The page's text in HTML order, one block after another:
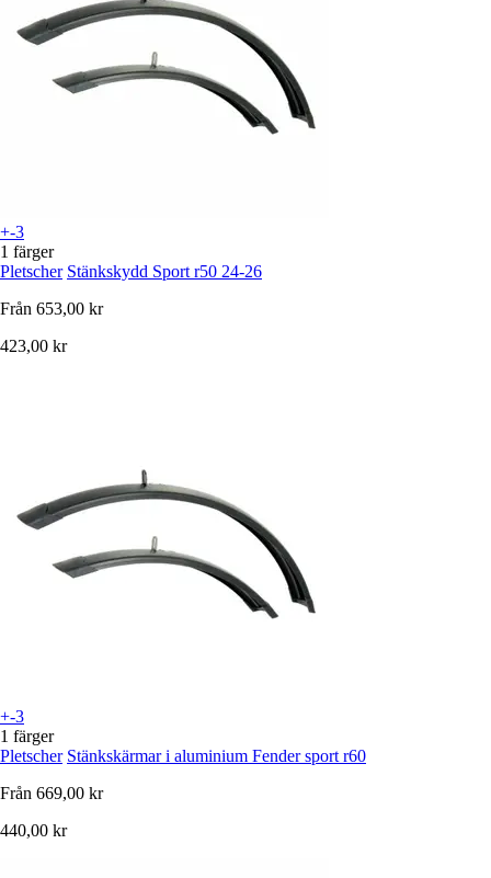
+-3
1 färger
Pletscher Stänkskydd Sport r50 24-26
Från 653,00 kr
423,00 kr
+-3
1 färger
Pletscher Stänkskärmar i aluminium Fender sport r60
Från 669,00 kr
440,00 kr